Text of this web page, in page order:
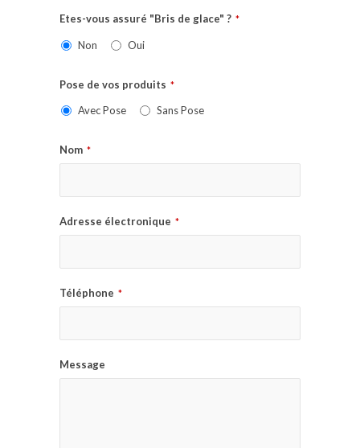
Etes-vous assuré "Bris de glace" ? *
Non Oui
Pose de vos produits *
Avec Pose Sans Pose
Nom *
Adresse électronique *
Téléphone *
Message